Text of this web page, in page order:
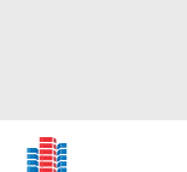
Новостройки
Квартиры